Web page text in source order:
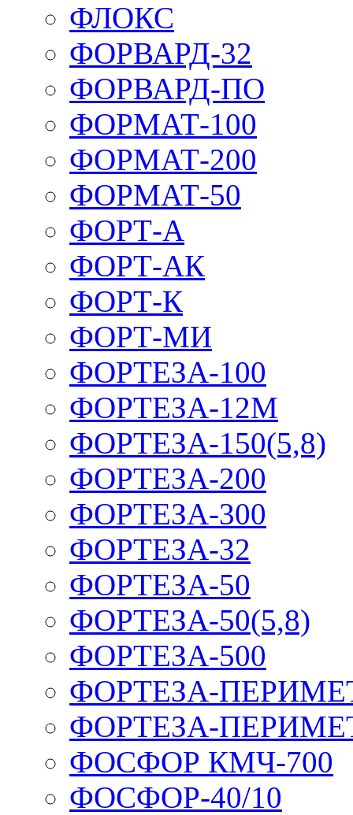
ФЛОКС
ФОРВАРД-32
ФОРВАРД-ПО
ФОРМАТ-100
ФОРМАТ-200
ФОРМАТ-50
ФОРТ-А
ФОРТ-АК
ФОРТ-К
ФОРТ-МИ
ФОРТЕЗА-100
ФОРТЕЗА-12М
ФОРТЕЗА-150(5,8)
ФОРТЕЗА-200
ФОРТЕЗА-300
ФОРТЕЗА-32
ФОРТЕЗА-50
ФОРТЕЗА-50(5,8)
ФОРТЕЗА-500
ФОРТЕЗА-
ФОРТЕЗА-
ФОСФОР КМЧ-700
ФОСФОР-40/10